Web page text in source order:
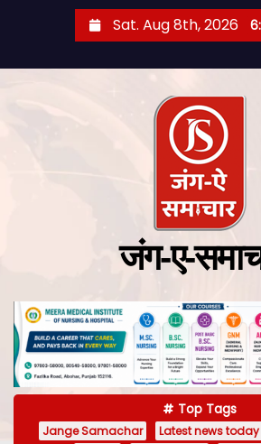
Sat. Aug 8th, 2026
जंग-ए-
Top Tags
Jange Samachar Latest news today